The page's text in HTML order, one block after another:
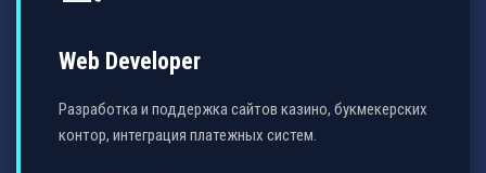
Web Developer
Разработка и поддержка сайтов казино, букмекерских
контор, интеграция платежных систем.